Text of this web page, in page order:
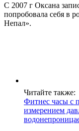
С 2007 г Оксана
попробовала себя в
Непал».
Читайте также:
Фитнес часы с
измерением